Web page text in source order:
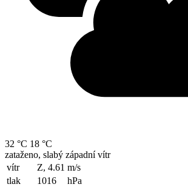
32 °C 18 °C
zataženo, slabý západní vítr
vítr
Z, 4.61 m/s
tlak
1016
hPa